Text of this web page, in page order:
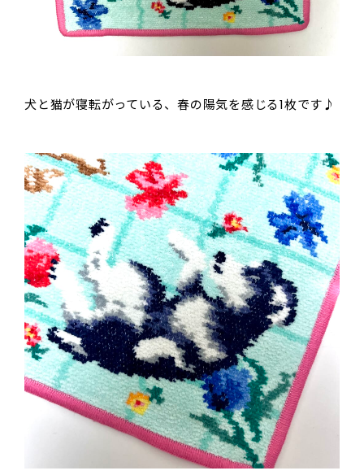
犬と猫が寝転がっている、春の陽気を感じる1枚です♪